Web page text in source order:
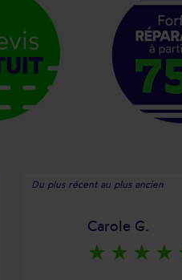
Du plus récent au plus ancien
Carole G.
star_rate star_rate star_rate star_rate